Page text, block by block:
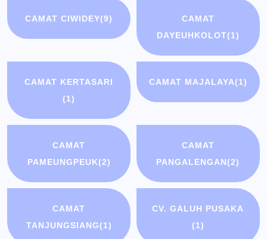
CAMAT CIWIDEY(9)
CAMAT
DAYEUHKOLOT(1)
CAMAT KERTASARI
(1)
CAMAT MAJALAYA(1)
CAMAT
PAMEUNGPEUK(2)
CAMAT
PANGALENGAN(2)
CAMAT
TANJUNGSIANG(1)
CV. GALUH PUSAKA
(1)